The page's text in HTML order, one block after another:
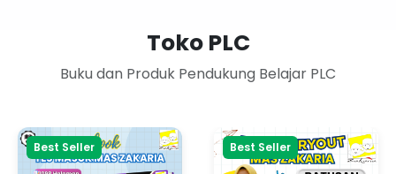
Toko PLC
Buku dan Produk Pendukung Belajar PLC
Best Seller Best Seller